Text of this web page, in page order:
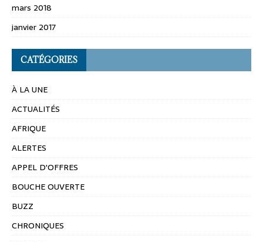
mars 2018
janvier 2017
CATÉGORIES
À LA UNE
ACTUALITÉS
AFRIQUE
ALERTES
APPEL D'OFFRES
BOUCHE OUVERTE
BUZZ
CHRONIQUES